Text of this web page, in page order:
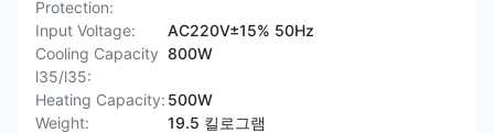
Protection:
Input Voltage:
AC220V±15% 50Hz
Cooling Capacity
l35/l35:
800W
Heating Capacity: 500W
Weight:
19.5 킬로그램